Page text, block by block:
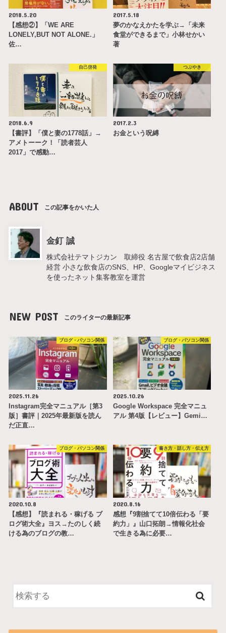
2018.5.20
【感想②】「WE ARE
LONELY,BUT NOT ALONE.」
佐…
2017.5.18
夢のかなえかたを学ぶ→「未来
食堂ができるまで」小林せかい
著
自己啓発
2018.6.9
【書評】「僕と妻の1778話」→
アメトーーク！「読者芸人
2017」で感動…
つぶやき
2017.2.3
お金という呪縛
ABOUT この記事をかいた人
金釘 誠
株式会社テマトジカン 取締役 名古屋で飲食店2店舗
経営 小さな飲食店のSNS、HP、Googleマイビジネス
を使ったネット集客教室を運営
NEW POST このライターの最新記事
ブログ・パソコン関係
2025.11.26
Instagram完全マニュアル［第3
版］書評｜2025年最新版を読ん
だ正直…
ブログ・パソコン関係
2025.10.26
Google Workspace 完全マニュ
アル 第4版【レビュー】Gemi…
ブログ・パソコン関係
2020.10.8
【感想】『読まれる・稼げる ブ
ログ術大全』ヨス→たのしく続
ける為のブログの教…
書き方・話し方・伝え方
2020.8.16
感想『9割捨てて10倍伝わる「要
約力」』山口拓朗→情報化社会
で生きる為に必要…